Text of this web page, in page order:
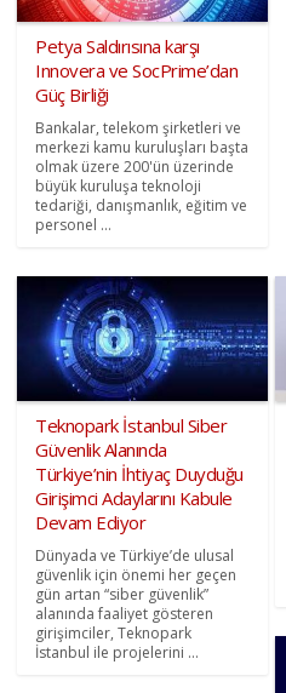
Petya Saldırısına karşı
Innovera ve SocPrime’dan
Güç Birliği
Bankalar, telekom şirketleri ve
merkezi kamu kuruluşları başta
olmak üzere 200'ün üzerinde
büyük kuruluşa teknoloji
tedariği, danışmanlık, eğitim ve
personel ...
Teknopark İstanbul Siber
Güvenlik Alanında
Türkiye’nin İhtiyaç Duyduğu
Girişimci Adaylarını Kabule
Devam Ediyor
Dünyada ve Türkiye’de ulusal
güvenlik için önemi her geçen
gün artan “siber güvenlik”
alanında faaliyet gösteren
girişimciler, Teknopark
İstanbul ile projelerini ...